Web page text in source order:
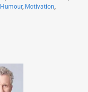
Humour, Motivation
de